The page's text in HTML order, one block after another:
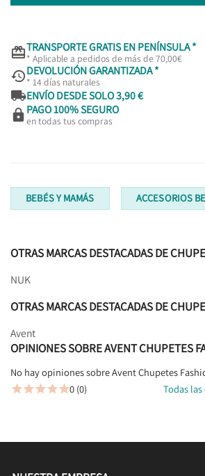
TRANSPORTE GRATIS EN PENÍNSULA *
* Aplicable a pedidos de más de 70,00€
DEVOLUCIÓN GARANTIZADA *
* 14 días naturales
ENVÍO DESDE SOLO 3,90 €
 PAGO 100% SEGURO
en todas tus compras
BEBÉS Y MAMÁS ACCESORIOS
OTRAS MARCAS DESTACADAS DE
NUK
OTRAS MARCAS DESTACADAS DE
Avent
OPINIONES SOBRE AVENT CHUPETES
No hay opiniones sobre Avent Chupetes
0 (0) Todas